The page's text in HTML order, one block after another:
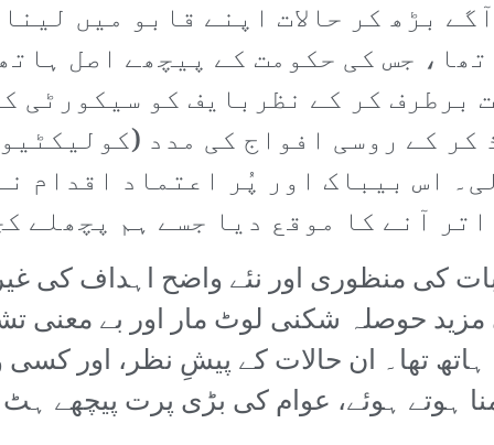
بڑھ کر حالات اپنے قابو میں
جس کی حکومت کے پیچھے اصل
برطرف کر کے نظربایف کو سیکورٹی
کے روسی افواج کی مدد
اس بیباک اور پُر اعتماد اقدام
آنے کا موقع دیا جسے ہم پچھلے
کی منظوری اور نئے واضح اہداف کی
حوصلہ شکنی لوٹ مار اور بے معنی
تھا۔ ان حالات کے پیشِ نظر، اور کسی
ہوتے ہوئے، عوام کی بڑی پرت پیچھے